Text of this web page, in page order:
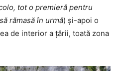
tot o premieră pentru
rămasă în urmă) și-apoi o
de interior a țării, toată zona